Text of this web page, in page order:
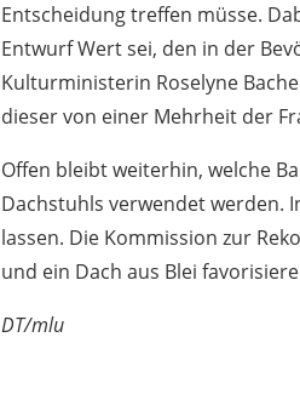
Entscheidung treffen müsse.
Entwurf Wert sei, den in der
Kulturministerin Roselyne
dieser von einer Mehrheit der
Offen bleibt weiterhin, welche
Dachstuhls verwendet werden.
lassen. Die Kommission zur
und ein Dach aus Blei
DT/mlu